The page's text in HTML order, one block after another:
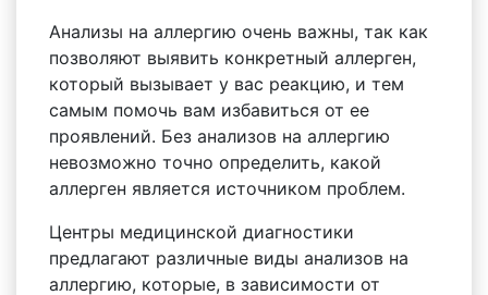
Анализы на аллергию очень важны, так как
позволяют выявить конкретный аллерген,
который вызывает у вас реакцию, и тем
самым помочь вам избавиться от ее
проявлений. Без анализов на аллергию
невозможно точно определить, какой
аллерген является источником проблем.
Центры медицинской диагностики
предлагают различные виды анализов на
аллергию, которые, в зависимости от